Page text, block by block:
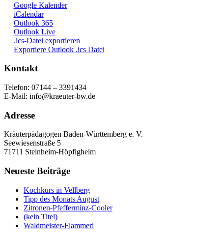
Google Kalender
iCalendar
Outlook 365
Outlook Live
.ics-Datei exportieren
Exportiere Outlook .ics Datei
Kontakt
Telefon: 07144 – 3391434
E-Mail: info@kraeuter-bw.de
Adresse
Kräuterpädagogen Baden-Württemberg e. V.
Seewiesenstraße 5
71711 Steinheim-Höpfigheim
Neueste Beiträge
Kochkurs in Vellberg
Tipp des Monats August
Zitronen-Pfefferminz-Cooler
(kein Titel)
Waldmeister-Flammeri